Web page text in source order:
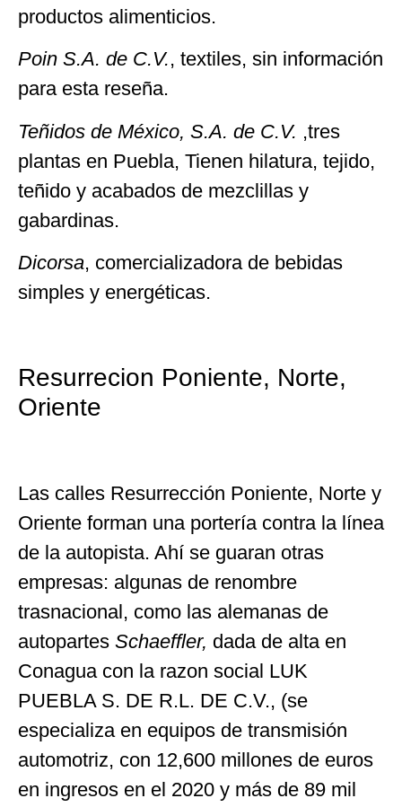
productos alimenticios.
Poin S.A. de C.V., textiles, sin información
para esta reseña.
Teñidos de México, S.A. de C.V. ,tres
plantas en Puebla, Tienen hilatura, tejido,
teñido y acabados de mezclillas y
gabardinas.
Dicorsa, comercializadora de bebidas
simples y energéticas.
Resurrecion Poniente, Norte,
Oriente
Las calles Resurrección Poniente, Norte y
Oriente forman una portería contra la línea
de la autopista. Ahí se guaran otras
empresas: algunas de renombre
trasnacional, como las alemanas de
autopartes Schaeffler, dada de alta en
Conagua con la razon social LUK
PUEBLA S. DE R.L. DE C.V., (se
especializa en equipos de transmisión
automotriz, con 12,600 millones de euros
en ingresos en el 2020 y más de 89 mil